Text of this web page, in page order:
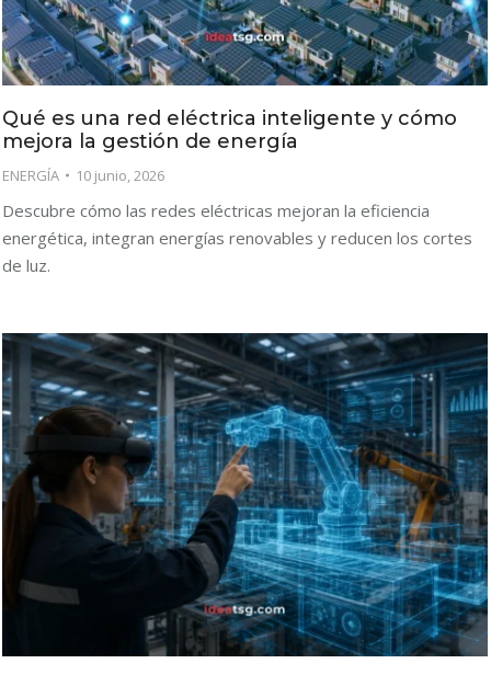
Qué es una red eléctrica inteligente y cómo
mejora la gestión de energía
ENERGÍA 10 junio, 2026
Descubre cómo las redes eléctricas mejoran la eficiencia
energética, integran energías renovables y reducen los cortes
de luz.